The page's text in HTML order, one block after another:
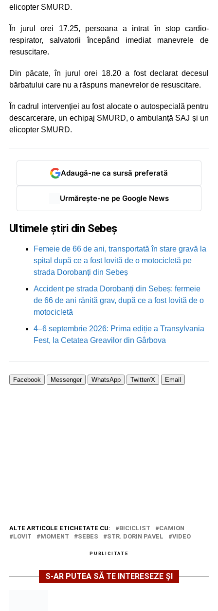
elicopter SMURD.
În jurul orei 17.25, persoana a intrat în stop cardio-
respirator, salvatorii începând imediat manevrele de
resuscitare.
Din păcate, în jurul orei 18.20 a fost declarat decesul
bărbatului care nu a răspuns manevrelor de resuscitare.
În cadrul intervenției au fost alocate o autospecială pentru
descarcerare, un echipaj SMURD, o ambulanță SAJ și un
elicopter SMURD.
Adaugă-ne ca sursă preferată
Urmărește-ne pe Google News
Ultimele știri din Sebeș
Femeie de 66 de ani, transportată în stare gravă la
spital după ce a fost lovită de o motocicletă pe
strada Dorobanți din Sebeș
Accident pe strada Dorobanți din Sebeș: fermeie
de 66 de ani rănită grav, după ce a fost lovită de o
motocicletă
4–6 septembrie 2026: Prima ediție a Transylvania
Fest, la Cetatea Greavilor din Gârbova
Facebook Messenger WhatsApp Twitter/X Email
ALTE ARTICOLE ETICHETATE CU: BICICLIST
CAMION
LOVIT
MOMENT SEBES STR. DORIN PAVEL VIDEO
PUBLICITATE
S-AR PUTEA SĂ TE INTERESEZE ȘI